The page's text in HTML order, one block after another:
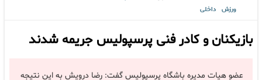
ورزش
داخلی
بازیکنان و کادر فنی پرسپولیس جریمه شدند
عضو هیات مدیره باشگاه پرسپولیس گفت: رضا درویش به این نتیجه